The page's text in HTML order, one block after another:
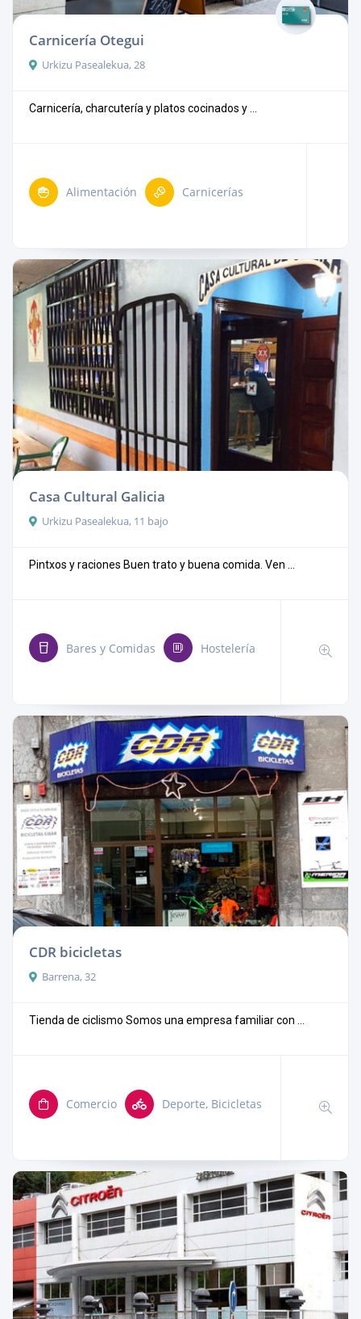
Carnicería Otegui
Urkizu Pasealekua, 28
Carnicería, charcutería y platos cocinados y ...
Alimentación Carnicerías
Casa Cultural Galicia
Urkizu Pasealekua, 11 bajo
Pintxos y raciones Buen trato y buena comida. Ven ...
Bares y Comidas Hostelería
CDR bicicletas
Barrena, 32
Tienda de ciclismo Somos una empresa familiar con ...
Comercio Deporte, Bicicletas